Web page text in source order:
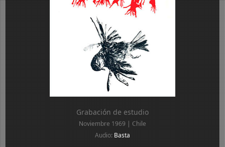
Grabación de estudio
Noviembre 1969 | Chile
Audio:Basta